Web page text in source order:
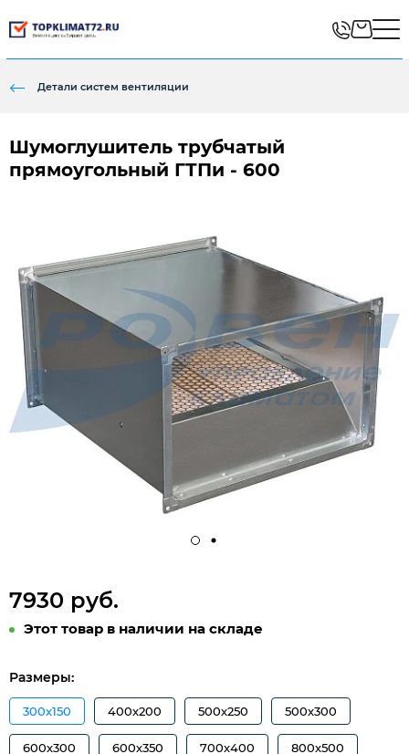
Детали систем вентиляции
Шумоглушитель трубчатый
прямоугольный ГТПи - 600
7930 руб.
Этот товар в наличии на складе
Размеры:
300х150 400х200 500х250 500х300
600х300 600х350 700х400 800х500